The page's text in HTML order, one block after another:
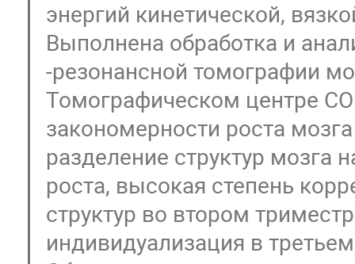
энергий кинетической,
Выполнена обработка и
-резонансной томографии
Томографическом центре
закономерности роста
разделение структур мозга
роста, высокая степень
структур во втором
индивидуализация в